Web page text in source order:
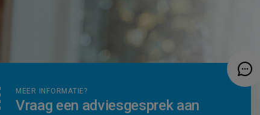
MEER INFORMATIE?
Vraag een adviesgesprek aan